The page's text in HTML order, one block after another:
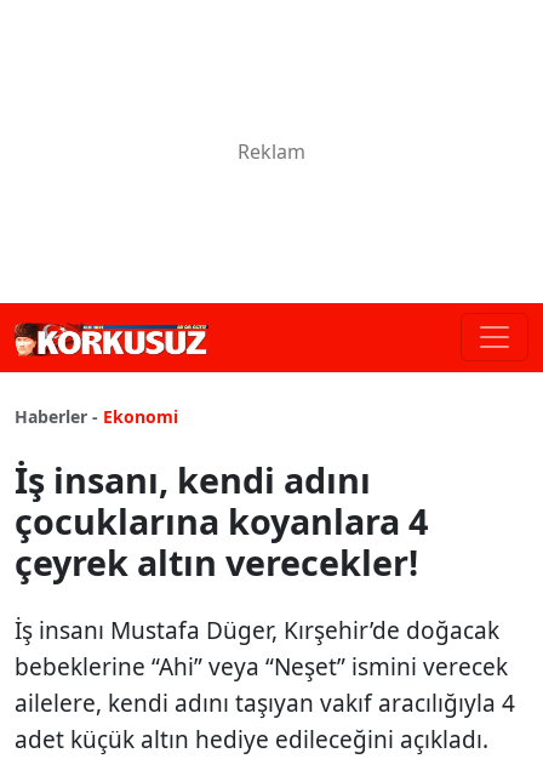
Haberler - Ekonomi
İş insanı, kendi adını
çocuklarına koyanlara 4
çeyrek altın verecekler!
İş insanı Mustafa Düger, Kırşehir’de doğacak
bebeklerine “Ahi” veya “Neşet” ismini verecek
ailelere, kendi adını taşıyan vakıf aracılığıyla 4
adet küçük altın hediye edileceğini açıkladı.